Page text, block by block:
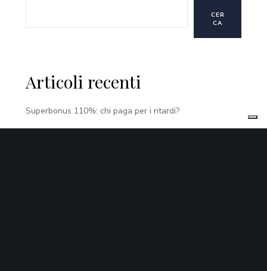
CER
CA
Articoli recenti
Superbonus 110%: chi paga per i ritardi?
Finalmente la Cassazione afferma il cumulo delle